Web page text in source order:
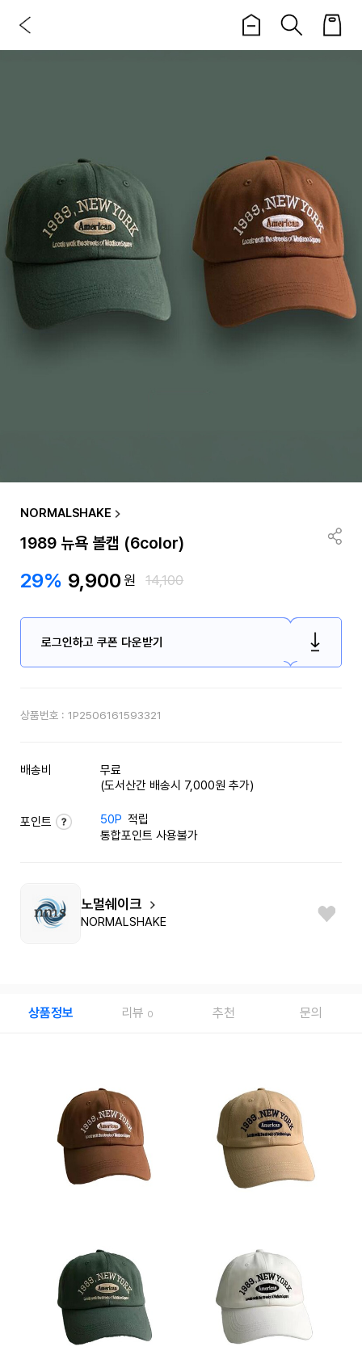
NORMALSHAKE
1989 뉴욕 볼캡 (6color)
29% 9,900원 14,100
로그인하고 쿠폰 다운받기
상품번호 : 1P2506161593321
배송비
무료
(도서산간 배송시 7,000원 추가)
포인트 50P 적립
통합포인트 사용불가
노멀쉐이크
NORMALSHAKE
상품정보 리뷰 0 추천 문의